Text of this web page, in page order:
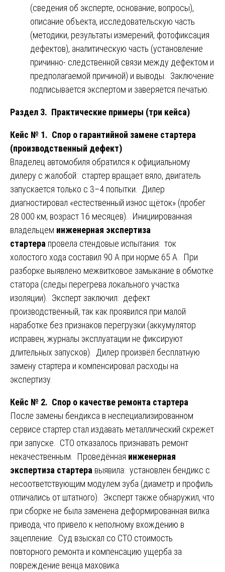
(сведения об эксперте, основание, вопросы),
описание объекта, исследовательскую часть
(методики, результаты измерений, фотофиксация
дефектов), аналитическую часть (установление
причинно- следственной связи между дефектом и
предполагаемой причиной) и выводы. Заключение
подписывается экспертом и заверяется печатью.
Раздел 3. Практические примеры (три кейса)
Кейс № 1. Спор о гарантийной замене стартера
(производственный дефект)
Владелец автомобиля обратился к официальному
дилеру с жалобой: стартер вращает вяло, двигатель
запускается только с 3–4 попытки. Дилер
диагностировал «естественный износ щёток» (пробег
28 000 км, возраст 16 месяцев). Инициированная
владельцем инженерная экспертиза
стартера провела стендовые испытания: ток
холостого хода составил 90 А при норме 65 А. При
разборке выявлено межвитковое замыкание в обмотке
статора (следы перегрева локального участка
изоляции). Эксперт заключил: дефект
производственный, так как проявился при малой
наработке без признаков перегрузки (аккумулятор
исправен, журналы эксплуатации не фиксируют
длительных запусков). Дилер произвёл бесплатную
замену стартера и компенсировал расходы на
экспертизу.
Кейс № 2. Спор о качестве ремонта стартера
После замены бендикса в неспециализированном
сервисе стартер стал издавать металлический скрежет
при запуске. СТО отказалось признавать ремонт
некачественным. Проведённая инженерная
экспертиза стартера выявила: установлен бендикс с
несоответствующим модулем зуба (диаметр и профиль
отличались от штатного). Эксперт также обнаружил, что
при сборке не была заменена деформированная вилка
привода, что привело к неполному вхождению в
зацепление. Суд взыскал со СТО стоимость
повторного ремонта и компенсацию ущерба за
повреждение венца маховика.